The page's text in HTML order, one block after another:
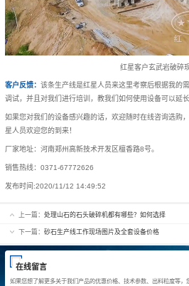
红星客户玄武岩破碎
客户反馈： 该条生产线是红星人员来这里考察后根据我的
调试，并且对我们进行培训，教我们如何使用设备可以延
如果您对我们的设备感兴趣的话，欢迎随时在线咨询选购
星人员欢迎您的到来！
厂家地址：河南郑州高新技术开发区檀香路8号。
销售热线：0371-67772626
发布时间:2020/11/12 14:49:52
上一篇：处理山石的石头破碎机都有哪些？如何选择
下一篇：砂石生产线工作现场图片及全套设备价格
在线留言
如果您想了解更多关于我们产品的优惠价格、技术参数、出料粒度等，